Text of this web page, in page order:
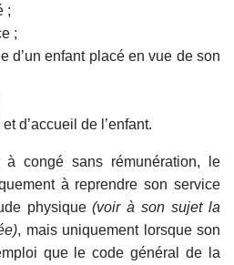
;
;
d’un enfant placé en vue de son
d’accueil de l’enfant.
congé sans rémunération, le
à reprendre son service
physique(voir à son sujet la
, mais uniquement lorsque son
que le code général de la